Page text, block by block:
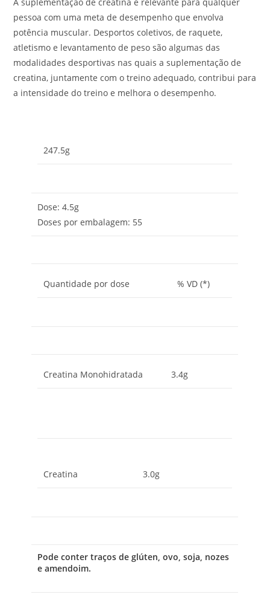
pessoa com uma meta de desempenho que envolva
potência muscular. Desportos coletivos, de raquete,
atletismo e levantamento de peso são algumas das
modalidades desportivas nas quais a suplementação de
creatina, juntamente com o treino adequado, contribui para
a intensidade do treino e melhora o desempenho.
247.5g
Dose: 4.5g
Doses por embalagem: 55
Quantidade por dose % VD (*)
Creatina Monohidratada 3.4g
Creatina 3.0g
Pode conter traços de glúten, ovo, soja, nozes
e amendoim.